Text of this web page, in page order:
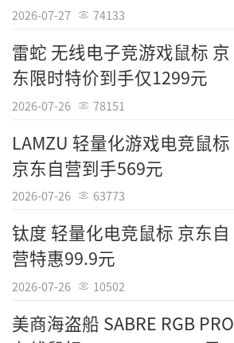
2026-07-27 74133
雷蛇 无线电子竞游戏鼠标 京
东限时特价到手仅1299元
2026-07-26 78151
LAMZU 轻量化游戏电竞鼠标
京东自营到手569元
2026-07-26 63773
钛度 轻量化电竞鼠标 京东自
营特惠99.9元
2026-07-26 10502
美商海盗船 SABRE RGB PRO